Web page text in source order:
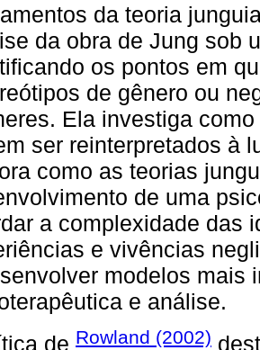
da teoria
da obra de Jung sob
os pontos em
de gênero ou
Ela investiga
ser reinterpretados à
como as teorias
de uma
a complexidade das
e vivências
modelos mais
e análise.
de Rowland (2002)